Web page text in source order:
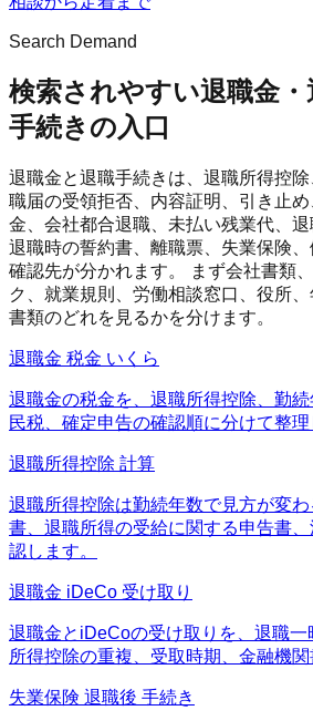
Search Demand
検索されやすい退職金
手続きの入口
退職金と退職手続きは、退職所得控
職届の受領拒否、内容証明、引き止
金、会社都合退職、未払い残業代、退
退職時の誓約書、離職票、失業保険
確認先が分かれます。 まず会社書類
ク、就業規則、労働相談窓口、役所
書類のどれを見るかを分けます。
退職金 税金 いくら
退職金の税金を、退職所得控除、勤
民税、確定申告の確認順に分けて整理
退職所得控除 計算
退職所得控除は勤続年数で見方が変
書、退職所得の受給に関する申告書
認します。
退職金 iDeCo 受け取り
退職金とiDeCoの受け取りを、退職
所得控除の重複、受取時期、金融機関
失業保険 退職後 手続き